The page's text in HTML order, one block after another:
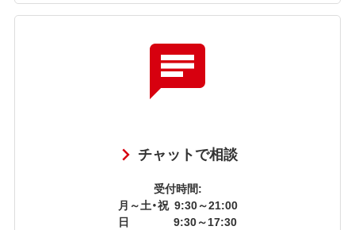
チャットで相談
受付時間:
月～土・祝 9:30～21:00
日
9:30～17:30